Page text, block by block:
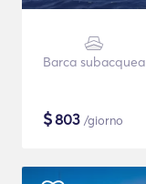
Barca subacquea
$803 /giorno